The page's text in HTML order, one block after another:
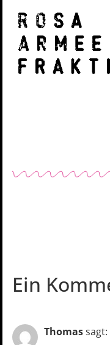
Ein
Thomassagt: